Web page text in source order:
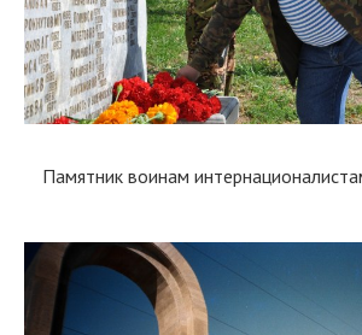
Памятник воинам